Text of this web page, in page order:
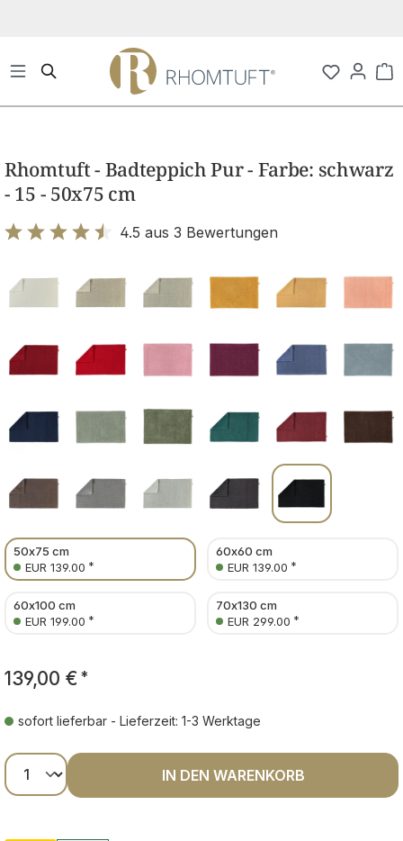
Rhomtuft - Badteppich Pur - Farbe: schwarz
- 15 - 50x75 cm
4.5 aus 3 Bewertungen
50x75 cm
EUR 139.00 *
60x60 cm
EUR 139.00 *
60x100 cm
EUR 199.00 *
70x130 cm
EUR 299.00 *
139,00 € *
sofort lieferbar - Lieferzeit: 1-3 Werktage
Produkt Anzahl: Gib den gewünschten
IN DEN WARENKORB